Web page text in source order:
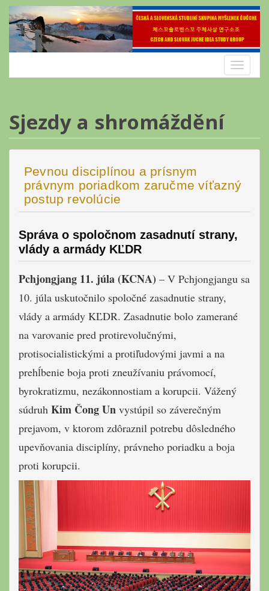
Skip
content
Toggle
Sjezdy a shromáždění
Pevnou disciplínou a prísnym
právnym poriadkom zaručme víťazný
postup revolúcie
Správa o spoločnom zasadnutí strany,
vlády a armády KĽDR
Pchjongjang 11. júla (KCNA) – V Pchjongjangu sa
10. júla uskutočnilo spoločné zasadnutie strany,
vlády a armády KĽDR. Zasadnutie bolo zamerané
na varovanie pred protirevolučnými,
protisocialistickými a protiľudovými javmi a na
prehĺbenie boja proti zneužívaniu právomocí,
byrokratizmu, nezákonnostiam a korupcii. Vážený
súdruh Kim Čong Un vystúpil so záverečným
prejavom, v ktorom zdôraznil potrebu dôsledného
upevňovania disciplíny, právneho poriadku a boja
proti korupcii.